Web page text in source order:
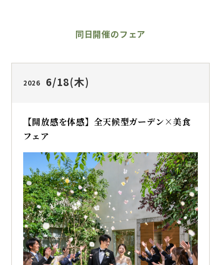
同日開催のフェア
2026 6/18(木)
【開放感を体感】全天候型ガーデン×美食
フェア